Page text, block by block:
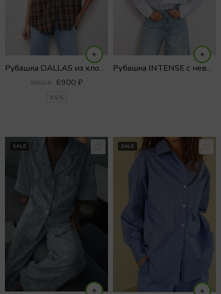
Рубашка DALLAS из хлопка
8900₽ 6900 ₽
XS/S
Рубашка INTENSE с невидимыми пуговицами
SALE SALE